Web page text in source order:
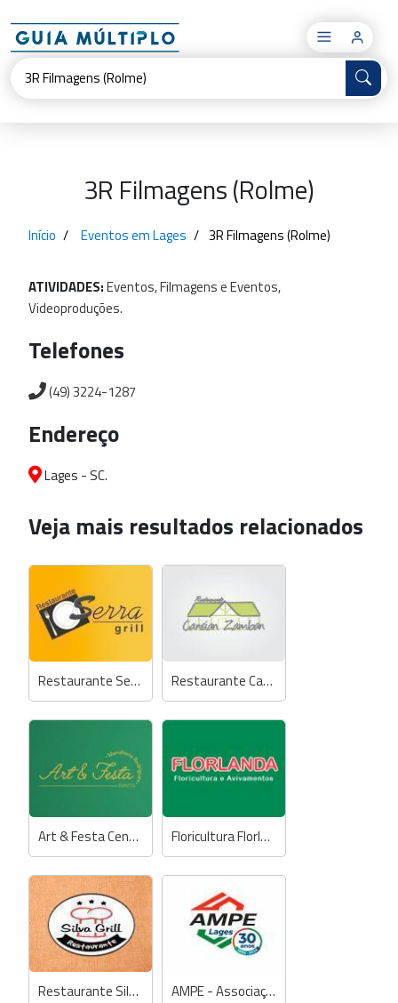
×
3R Filmagens (Rolme)
Início Eventos em Lages 3R Filmagens (Rolme)
ATIVIDADES:Eventos,FilmagenseEventos,
Videoproduções.
Telefones
(49) 3224-1287
Endereço
Lages - SC.
Veja mais resultados relacionados
Restaurante Serra Grill Restaurante Cansian Zamban
Art & Festa Centro de Eventos Floricultura Florlanda
Restaurante Silva Grill AMPE - Associação de Micro e Pequenas Empresas de Lages e Região Serrana